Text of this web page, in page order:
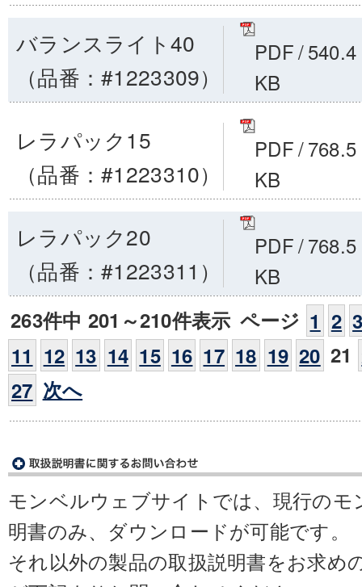
バランスライト40
（品番：#1223309）
PDF/540.4
KB
レラパック15
（品番：#1223310）
PDF/768.5
KB
レラパック20
（品番：#1223311）
PDF/768.5
KB
263件中 201～210件表示 ページ 1 2
11 12 13 14 15 16 17 18 19 20 21
27 次へ
モンベルウェブサイトでは、現行のモ
明書のみ、ダウンロードが可能です。
それ以外の製品の取扱説明書をお求め